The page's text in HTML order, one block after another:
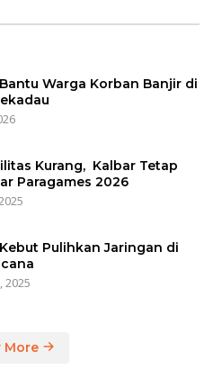
Warga Korban Banjir di
Kurang, Kalbar Tetap
Paragames 2026
Pulihkan Jaringan di
2025
More